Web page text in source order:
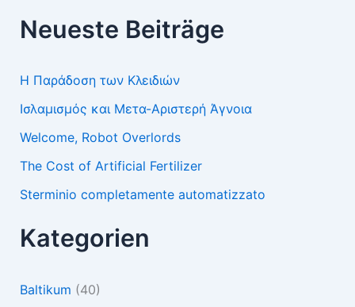
Neueste Beiträge
Η Παράδοση των Κλειδιών
Ισλαμισμός και Μετα-Αριστερή Άγνοια
Welcome, Robot Overlords
The Cost of Artificial Fertilizer
Sterminio completamente automatizzato
Kategorien
Baltikum (40)